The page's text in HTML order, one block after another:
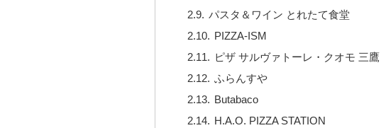
パスタ＆ワイン とれたて食堂
PIZZA-ISM
ピザ サルヴァトーレ・クオモ 三鷹
ふらんすや
Butabaco
H.A.O. PIZZA STATION